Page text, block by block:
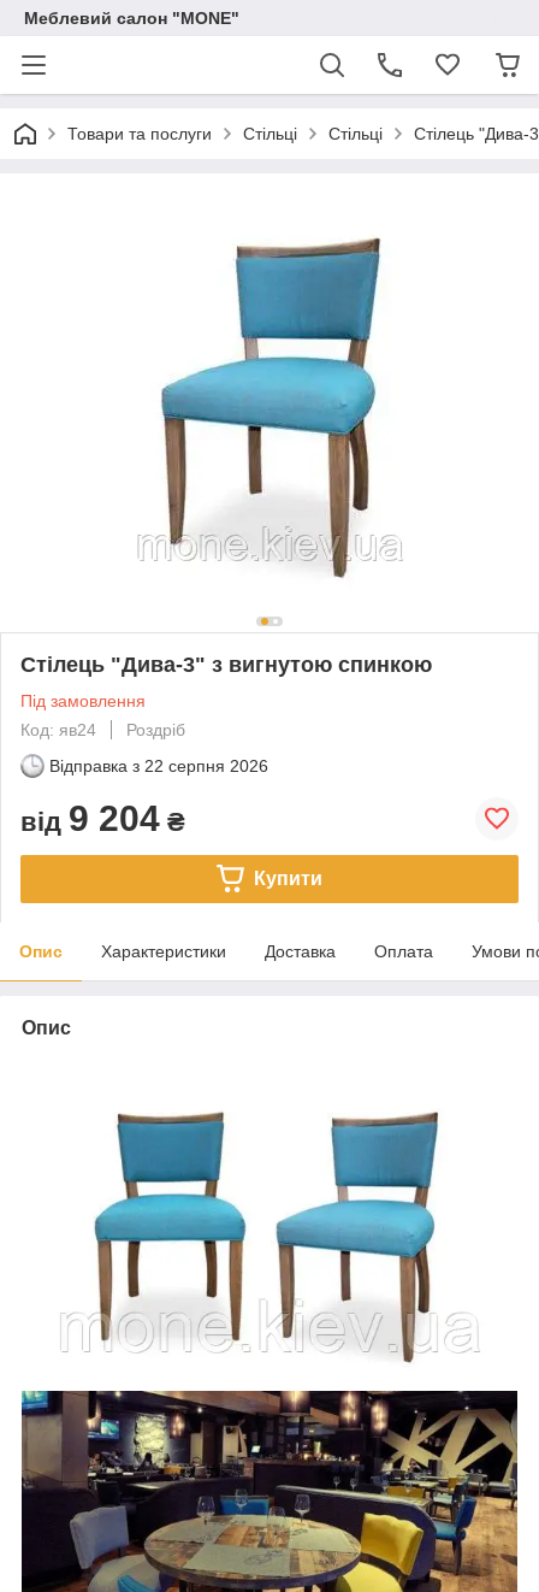
Меблевий салон "MONE"
Товари та послуги Стільці Стільці Стілець "Дива-
Стілець "Дива-3" з вигнутою спинкою
Під замовлення
Код: яв24
Роздріб
Відправка з 22 серпня 2026
від 9 204 ₴
Купити
Опис Характеристики Доставка Оплата Умови
Опис